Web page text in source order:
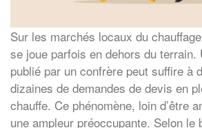
Sur les marchés locaux du
se joue parfois en dehors du terrain.
publié par un confrère peut suffire à
dizaines de demandes de devis en
chauffe. Ce phénomène, loin d’être
une ampleur préoccupante. Selon le